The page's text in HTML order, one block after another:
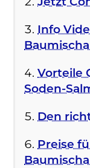
Info
Vorteile
Soden-
Den
Preise